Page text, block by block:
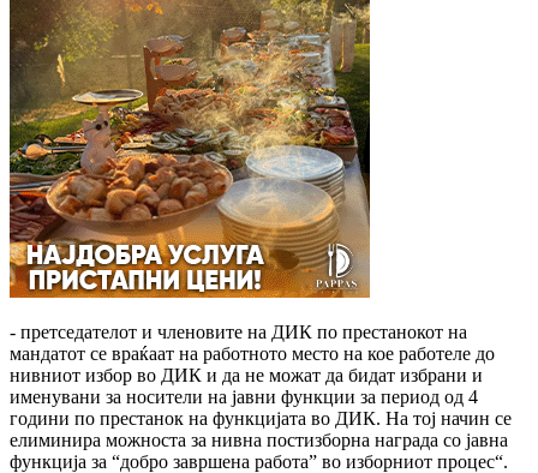
- претседателот и членовите на ДИК по престанокот на
мандатот се враќаат на работното место на кое работеле до
нивниот избор во ДИК и да не можат да бидат избрани и
именувани за носители на јавни функции за период од 4
години по престанок на функцијата во ДИК. На тој начин се
елиминира можноста за нивна постизборна награда со јавна
функција за “добро завршена работа” во изборниот процес“.